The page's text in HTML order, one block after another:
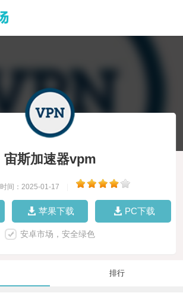
宙斯加速器vpm
时间：2025-01-17
苹果下载 PC下载
安卓市场，安全绿色
排行